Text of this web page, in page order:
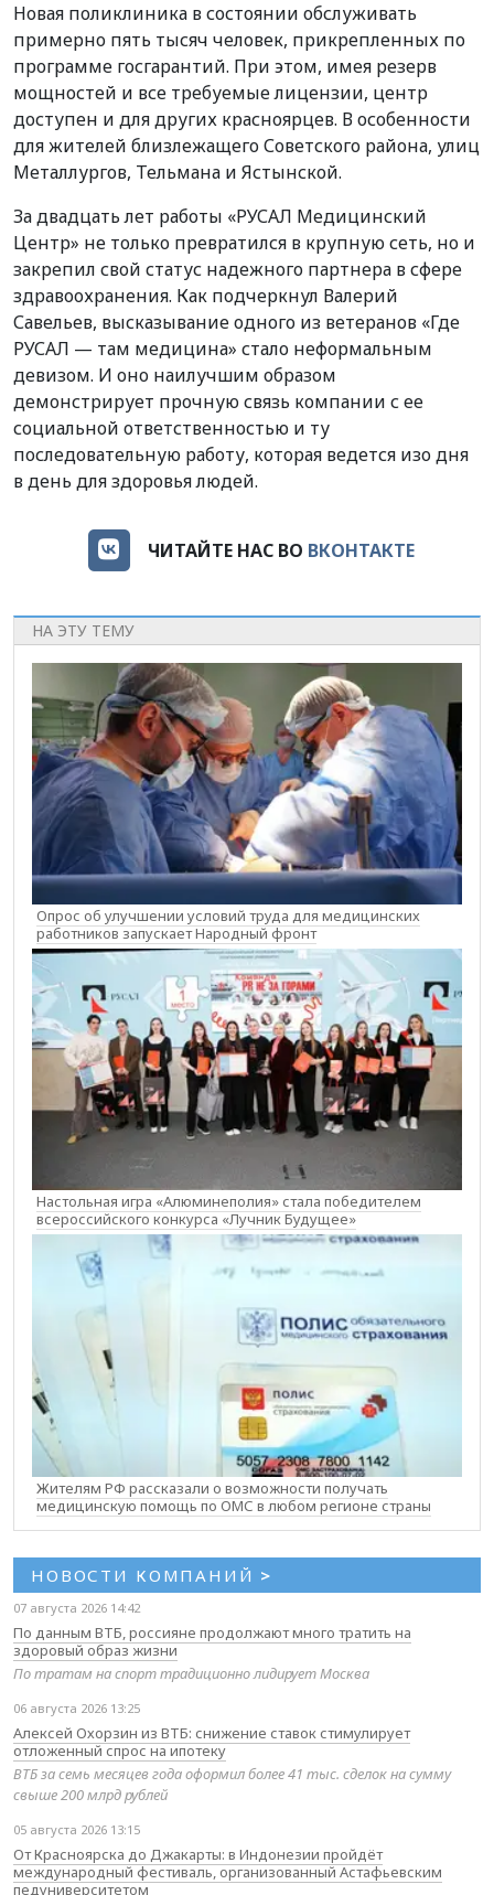
Новая поликлиника в состоянии обслуживать
примерно пять тысяч человек, прикрепленных по
программе госгарантий. При этом, имея резерв
мощностей и все требуемые лицензии, центр
доступен и для других красноярцев. В особенности
для жителей близлежащего Советского района, улиц
Металлургов, Тельмана и Ястынской.
За двадцать лет работы «РУСАЛ Медицинский
Центр» не только превратился в крупную сеть, но и
закрепил свой статус надежного партнера в сфере
здравоохранения. Как подчеркнул Валерий
Савельев, высказывание одного из ветеранов «Где
РУСАЛ — там медицина» стало неформальным
девизом. И оно наилучшим образом
демонстрирует прочную связь компании с ее
социальной ответственностью и ту
последовательную работу, которая ведется изо дня
в день для здоровья людей.
ЧИТАЙТЕ НАС ВО ВКОНТАКТЕ
НА ЭТУ ТЕМУ
Опрос об улучшении условий труда для медицинских
работников запускает Народный фронт
Настольная игра «Алюминеполия» стала победителем
всероссийского конкурса «Лучник Будущее»
Жителям РФ рассказали о возможности получать
медицинскую помощь по ОМС в любом регионе страны
НОВОСТИ КОМПАНИЙ >
07 августа 2026 14:42
По данным ВТБ, россияне продолжают много тратить на
здоровый образ жизни
По тратам на спорт традиционно лидирует Москва
06 августа 2026 13:25
Алексей Охорзин из ВТБ: снижение ставок стимулирует
отложенный спрос на ипотеку
ВТБ за семь месяцев года оформил более 41 тыс. сделок на сумму
свыше 200 млрд рублей
05 августа 2026 13:15
От Красноярска до Джакарты: в Индонезии пройдёт
международный фестиваль, организованный Астафьевским
педуниверситетом